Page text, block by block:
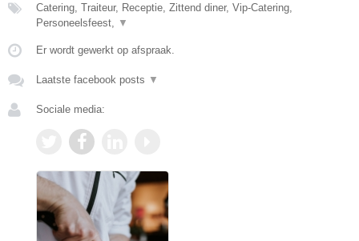
Catering, Traiteur, Receptie, Zittend diner, Vip-Catering,
Personeelsfeest,
▼
Er wordt gewerkt op afspraak.
Laatste facebook posts ▼
Sociale media: